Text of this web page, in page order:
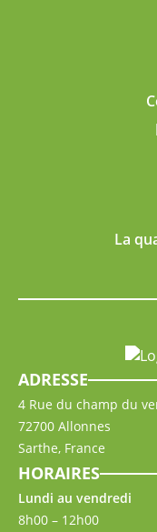
La
ADRESSE
4 Rue du champ du
72700 Allonnes
Sarthe, France
HORAIRES
Lundi au vendredi
8h00 – 12h00